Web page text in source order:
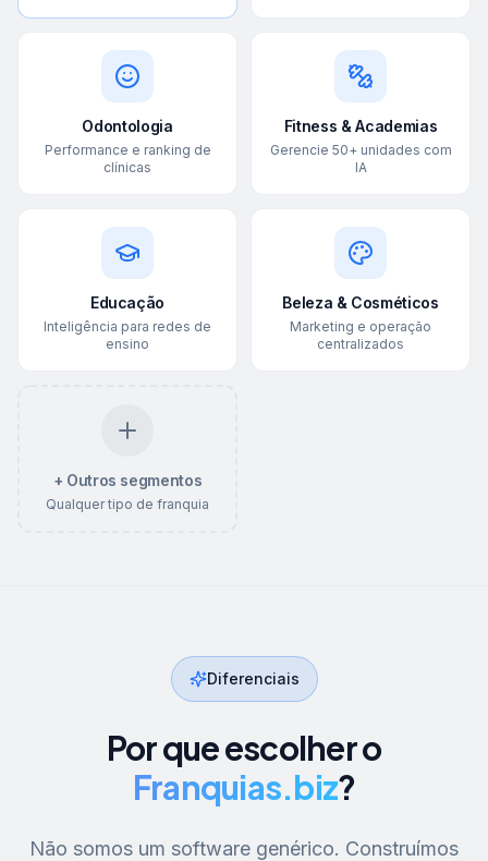
Odontologia
Performance e ranking de
clínicas
Fitness & Academias
Gerencie 50+ unidades com
IA
Educação
Inteligência para redes de
ensino
Beleza & Cosméticos
Marketing e operação
centralizados
+ Outros segmentos
Qualquer tipo de franquia
Diferenciais
Por que escolher o
Franquias.biz?
Não somos um software genérico. Construímos